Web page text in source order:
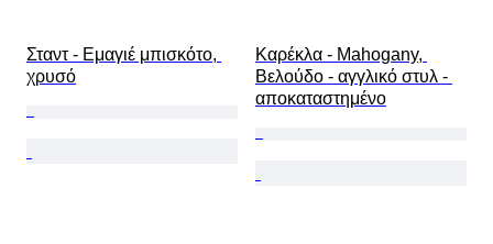
Σταντ - Εμαγιέ μπισκότο,
χρυσό
Καρέκλα - Mahogany,
Βελούδο - αγγλικό στυλ -
αποκαταστημένο